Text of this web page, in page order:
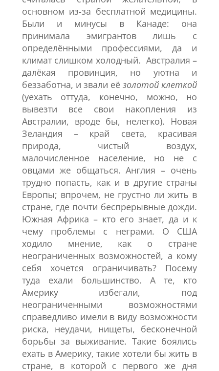
основном из-за бесплатной медицины.
Были и минусы в Канаде: она
принимала эмигрантов лишь с
определёнными профессиями, да и
климат слишком холодный. Австралия –
далёкая провинция, но уютна и
беззаботна, и звали еёзолотой клеткой
(уехать оттуда, конечно, можно, но
вывезти все свои накопления из
Австралии, вроде бы, нелегко). Новая
Зеландия – край света, красивая
природа, чистый воздух,
малочисленное население, но не с
овцами же общаться. Англия – очень
трудно попасть, как и в другие страны
Европы; впрочем, не грустно ли жить в
стране, где почти беспрерывные дожди.
Южная Африка – кто его знает, да и к
чему проблемы с неграми. О США
ходило мнение, как о стране
неограниченных возможностей, а кому
себя хочется ограничивать? Посему
туда ехали большинство. А те, кто
Америку избегали, под
неограниченными возможностями
справедливо имели в виду возможности
риска, неудачи, нищеты, бесконечной
борьбы за выживание. Такие боялись
ехать в Америку, такие хотели бы жить в
стране, в которой с первого же дня